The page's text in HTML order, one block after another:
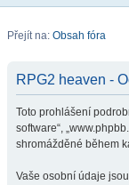
Přejít na: Obsah fóra
RPG2 heaven -
Toto prohlášení
software“,
shromážděné během
Vaše osobní údaje